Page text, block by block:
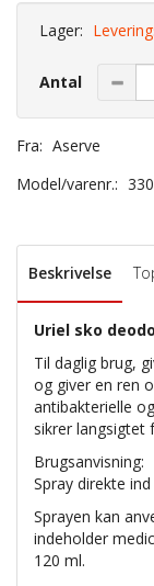
Lager:
Antal
Fra: Aserve
Model/varenr.: 330
Beskrivelse
Uriel sko
Til daglig brug,
og giver en ren
antibakterielle
sikrer langsigtet
Brugsanvisning:
Spray direkte
Sprayen kan
indeholder
120 ml.